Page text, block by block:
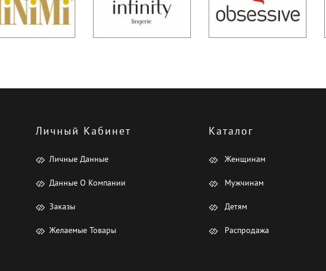
Личный Кабинет
Личные Данные
Данные О Компании
Заказы
Желаемые Товары
Каталог
Женщинам
Мужчинам
Детям
Распродажа